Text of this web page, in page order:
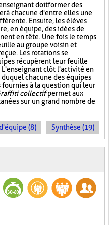
doit former des
à chacune d'entre elles une
Ensuite, les élèves
en équipe, des idées de
en tête. Une fois le temps
au groupe voisin et
Les rotations se
récupèrent leur feuille
L'enseignant clôt l'activité en
chacune des équipes
fournies à la question qui leur
collectifpermet aux
sur un grand nombre de
(8) Synthèse (19)